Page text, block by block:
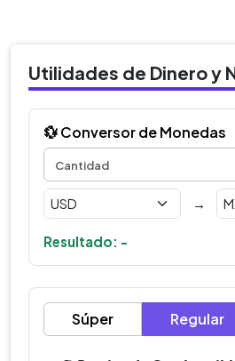
Utilidades de Dinero y
💱 Conversor de Monedas
→
Resultado: -
Súper Regular